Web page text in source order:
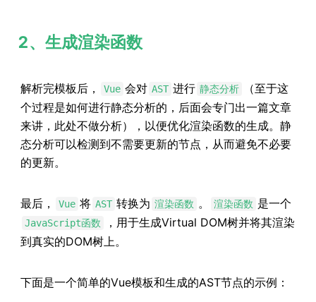
2、生成渲染函数
解析完模板后， Vue 会对 AST 进行 静态分析
（至于这
个过程是如何进行静态分析的，后面会专门出一篇文章
来讲，此处不做分析），以便优化渲染函数的生成。静
态分析可以检测到不需要更新的节点，从而避免不必要
的更新。
最后， Vue 将 AST 转换为 渲染函数 。 渲染函数 是一个
JavaScript函数
，用于生成Virtual DOM树并将其渲染
到真实的DOM树上。
下面是一个简单的Vue模板和生成的AST节点的示例：